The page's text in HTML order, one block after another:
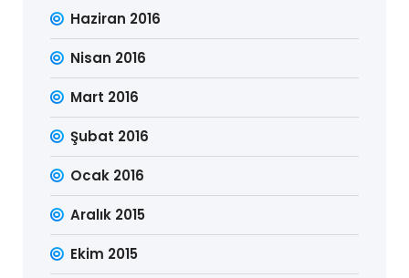
Haziran 2016
Nisan 2016
Mart 2016
Şubat 2016
Ocak 2016
Aralık 2015
Ekim 2015